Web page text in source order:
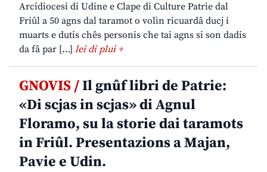
Arcidiocesi di Udine e Clape di Culture Patrie dal
Friûl a 50 agns dal taramot o volìn ricuardâ ducj i
muarts e dutis chês personis che tai agns si son dadis
da fâ par […] lei di plui +
GNOVIS /Il gnûf libri de Patrie:
«Di scjas in scjas» di Agnul
Floramo, su la storie dai taramots
in Friûl. Presentazions a Majan,
Pavie e Udin.